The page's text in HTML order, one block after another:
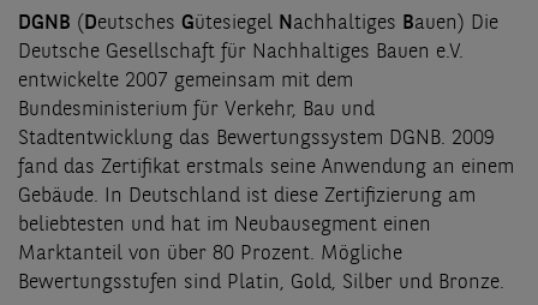
DGNB ( Deutsches Gütesiegel N achhaltiges Bauen) Die
Deutsche Gesellschaft für Nachhaltiges Bauen e.V.
entwickelte 2007 gemeinsam mit dem
Bundesministerium für Verkehr, Bau und
Stadtentwicklung das Bewertungssystem DGNB. 2009
fand das Zertifikat erstmals seine Anwendung an einem
Gebäude. In Deutschland ist diese Zertifizierung am
beliebtesten und hat im Neubausegment einen
Marktanteil von über 80 Prozent. Mögliche
Bewertungsstufen sind Platin, Gold, Silber und Bronze.